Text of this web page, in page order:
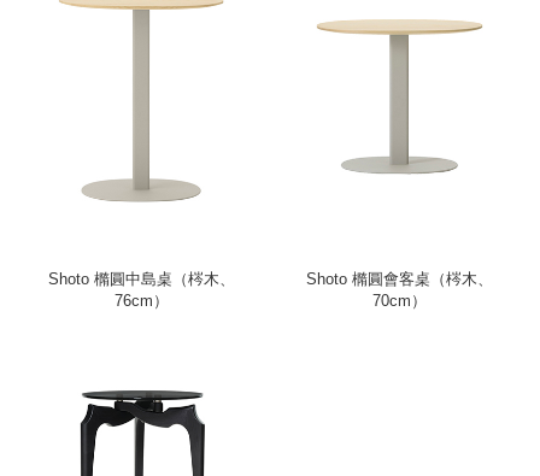
Shoto 橢圓中島桌（梣木、
76cm）
Shoto 橢圓會客桌（梣木、
70cm）